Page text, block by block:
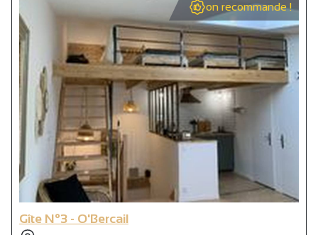
on recommande !
Gîte N°3 - O'Bercail